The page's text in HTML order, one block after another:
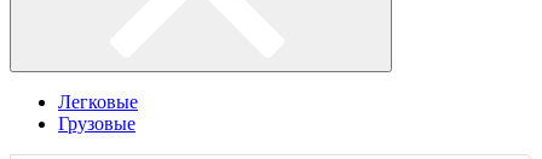
Легковые
Грузовые